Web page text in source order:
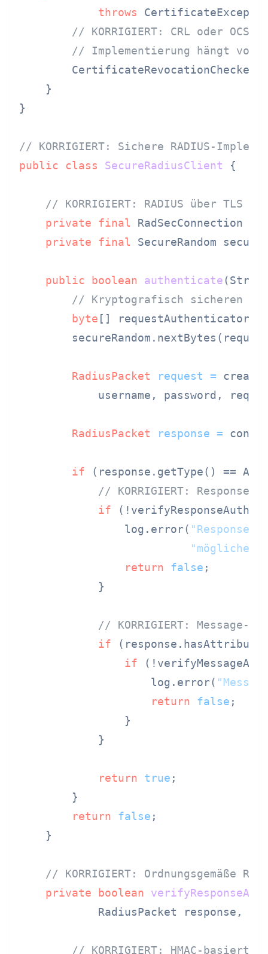
throws
// KORRIGIERT: CRL oder
// Implementierung hängt
    }
}
// KORRIGIERT: Sichere RADIUS-
public
class SecureRadiusClient {
// KORRIGIERT: RADIUS über TLS
private
final RadSecConnection
private
final SecureRandom
public boolean authenticate
// Kryptografisch sicheren
byte [] requestAuthenticator
RadiusPacket request =
username, password,
RadiusPacket response =
if (response.getType() ==
// KORRIGIERT:
if
                log.error(
"möglicher
return
false ;
            }
// KORRIGIERT:
if
if
                    log.error(
return
false ;
                }
            }
return true ;
        }
return
false ;
    }
// KORRIGIERT: Ordnungsgemäße
private
boolean
RadiusPacket response,
// KORRIGIERT: HMAC-